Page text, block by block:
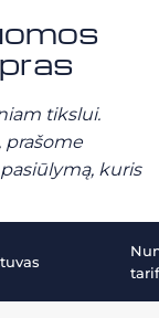
tikslui.
prašome
kuris